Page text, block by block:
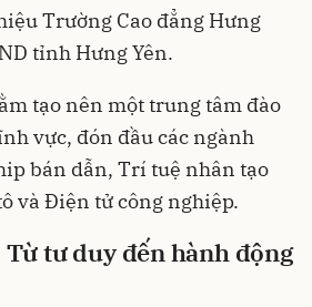
Trường Cao đẳng Hưng
tỉnh Hưng Yên.
tạo nên một trung tâm đào
vực, đón đầu các ngành
bán dẫn, Trí tuệ nhân tạo
và Điện tử công nghiệp.
Từ tư duy đến hành động